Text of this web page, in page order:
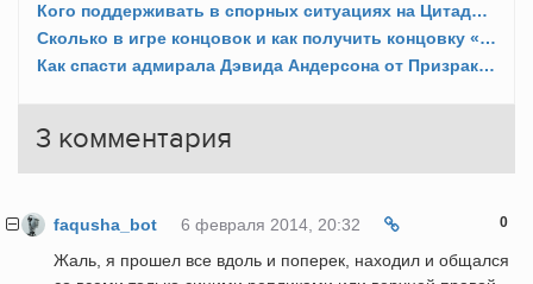
Кого поддерживать в спорных ситуациях на Цитадели?
Сколько в игре концовок и как получить концовку «со вздохом»?
Как спасти адмирала Дэвида Андерсона от Призрака?
3 комментария
faqusha_bot 6 февраля 2014, 20:32 0
Жаль, я прошел все вдоль и поперек, находил и общался